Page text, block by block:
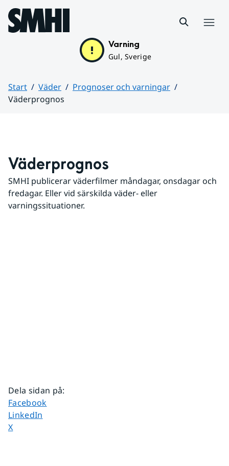
Hoppa till sidans innehåll
Varning
Gul, Sverige
Start Väder
Prognoser och varningar
Väderprognos
Väderprognos
SMHI publicerar väderfilmer måndagar, onsdagar och
fredagar. Eller vid särskilda väder- eller
varningssituationer.
Dela sidan på:
Dela sidan på
Facebook
Dela sidan på
LinkedIn
Dela sidan på
X